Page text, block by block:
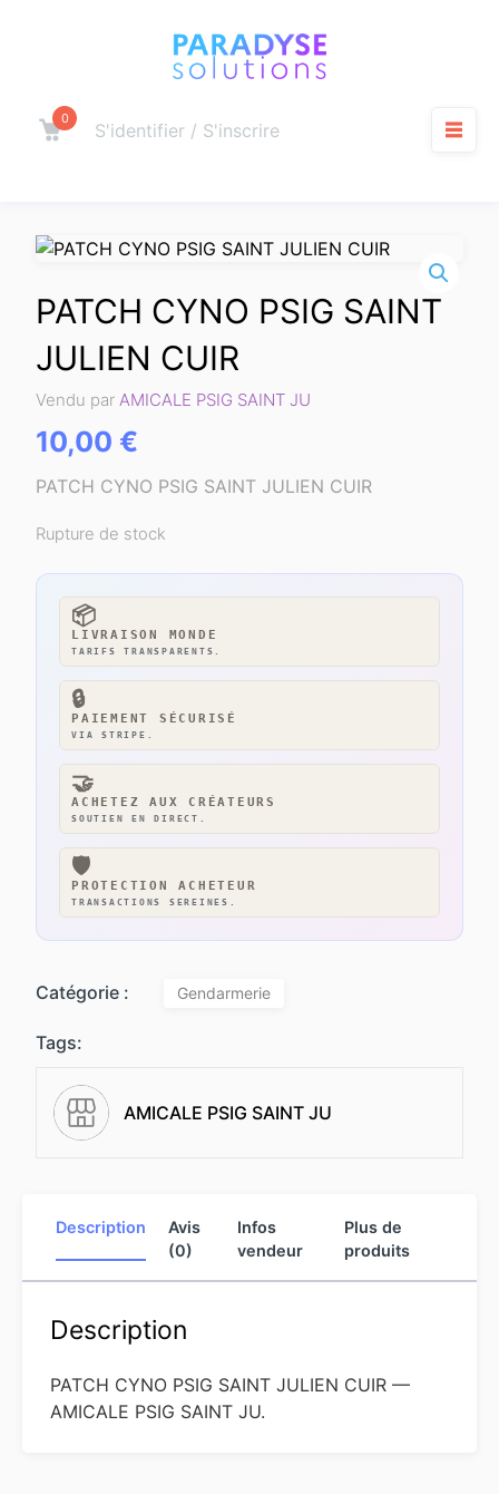
Panier
0
S'identifier / S'inscrire
PATCH CYNO PSIG SAINT
JULIEN CUIR
Vendu par AMICALE PSIG SAINT JU
10,00 €
PATCH CYNO PSIG SAINT JULIEN CUIR
Rupture de stock
📦
LIVRAISON MONDE
TARIFS TRANSPARENTS.
🔒
PAIEMENT SÉCURISÉ
VIA STRIPE.
🤝
ACHETEZ AUX CRÉATEURS
SOUTIEN EN DIRECT.
🛡️
PROTECTION ACHETEUR
TRANSACTIONS SEREINES.
Catégorie : Gendarmerie
Tags:
AMICALE PSIG SAINT JU
Description
Avis
(0)
Infos
vendeur
Plus de
produits
Description
PATCH CYNO PSIG SAINT JULIEN CUIR —
AMICALE PSIG SAINT JU.